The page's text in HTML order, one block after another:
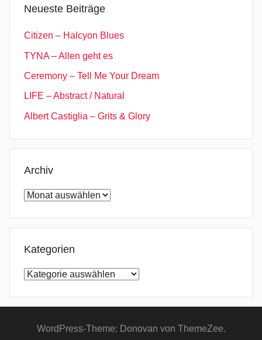
Neueste Beiträge
Citizen – Halcyon Blues
TYNA – Allen geht es
Ceremony – Tell Me Your Dream
LIFE – Abstract / Natural
Albert Castiglia – Grits & Glory
Archiv
Archiv
Kategorien
Kategorien
WordPress-Theme: Donovan von ThemeZee.